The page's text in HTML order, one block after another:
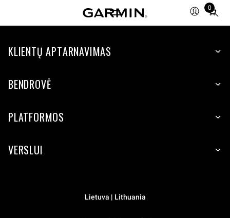
0
Total
items
cart:
KLIENTŲ APTARNAVIMAS
BENDROVĖ
PLATFORMOS
VERSLUI
Lietuva | Lithuania